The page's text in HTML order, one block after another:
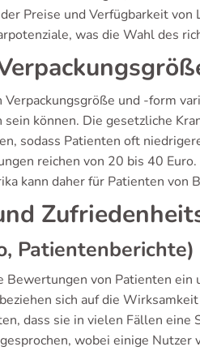
Preise und Verfügbarkeit
was die Wahl des
und -form
können. Die gesetzliche
sodass Patienten oft
reichen von 20 bis 40
kann daher für Patienten von
Patientenberichte)
von Patienten ein
sich auf die
dass sie in vielen Fällen
wobei einige